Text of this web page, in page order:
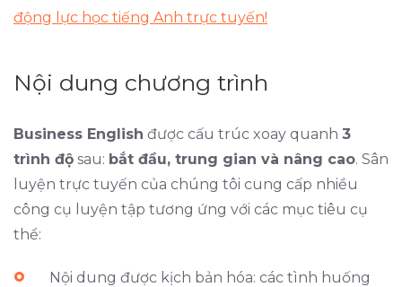
động lực học tiếng Anh trực tuyến!
Nội dung chương trình
Business English được cấu trúc xoay quanh 3
trình độ sau: bắt đầu, trung gian và nâng cao. Sân
luyện trực tuyến của chúng tôi cung cấp nhiều
công cụ luyện tập tương ứng với các mục tiêu cụ
thể:
Nội dung được kịch bản hóa: các tình huống